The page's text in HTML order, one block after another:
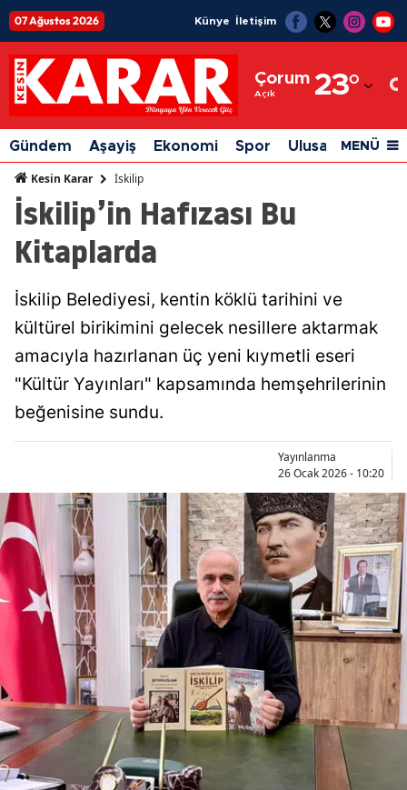
07 Ağustos 2026 Künye İletişim
Çorum
Açık 23°
Adıyaman
Afyonkarahisar
Ağrı
Amasya
Aydın
Balıkesir
Bingöl
Bitlis
Bolu
Burdur
Bursa
Çanakkale
Çankırı
Çorum
Denizli
Gündem Aşayiş Ekonomi Spor Ulusal Siyaset
MENÜ
Kesin Karar İskilip
İskilip’in Hafızası Bu
Kitaplarda
İskilip Belediyesi, kentin köklü tarihini ve
kültürel birikimini gelecek nesillere aktarmak
amacıyla hazırlanan üç yeni kıymetli eseri
"Kültür Yayınları" kapsamında hemşehrilerinin
beğenisine sundu.
Yayınlanma
26 Ocak 2026 - 10:20